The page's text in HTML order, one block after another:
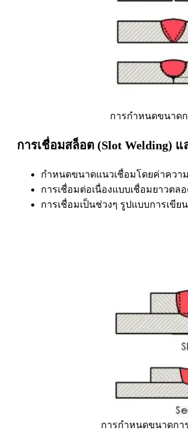
การกำหนดขนาด
การเชื่อมสล็อต (Slot Welding) แ
กำหนดขนาดแนวเชื่อมโดยค่าควา
การเชื่อมต่อเนื่องแบบเชื่อมยาวต
การเชื่อมเป็นช่วงๆ รูปแบบการเขี
การกำหนดขนาดกา